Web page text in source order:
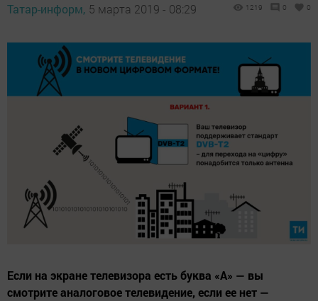
Татар-информ, 5 марта 2019 - 08:29 1219 0 0
Если на экране телевизора есть буква «А» — вы
смотрите аналоговое телевидение, если ее нет —